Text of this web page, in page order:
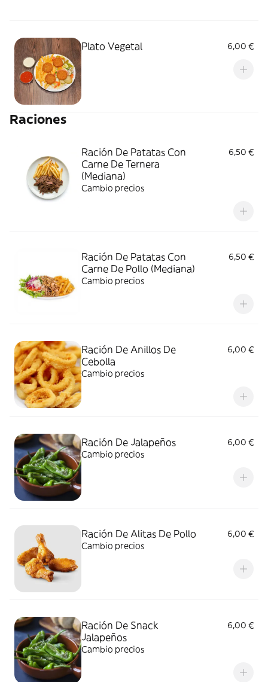
Plato Vegetal 6,00 €
Raciones
Ración De Patatas Con
Carne De Ternera
(Mediana)
6,50 €
Cambio precios
Ración De Patatas Con
Carne De Pollo (Mediana)
6,50 €
Cambio precios
Ración De Anillos De
Cebolla
6,00 €
Cambio precios
Ración De Jalapeños
6,00 €
Cambio precios
Ración De Alitas De Pollo
6,00 €
Cambio precios
Ración De Snack
Jalapeños
6,00 €
Cambio precios